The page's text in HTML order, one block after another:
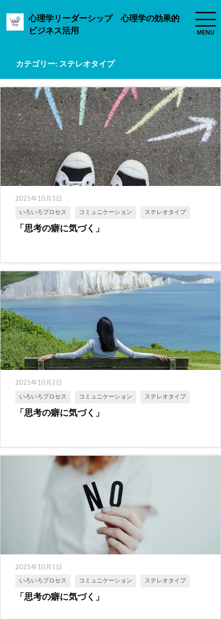
心理学リーダーシップ 心理学の効果的
ビジネス活用
カテゴリー: ステレオタイプ
2025年10月3日
いろいろプロセス コミュニケーション ステレオタイプ
「思考の癖に気づく」
2025年10月2日
いろいろプロセス コミュニケーション ステレオタイプ
「思考の癖に気づく」
2025年10月1日
いろいろプロセス コミュニケーション ステレオタイプ
「思考の癖に気づく」